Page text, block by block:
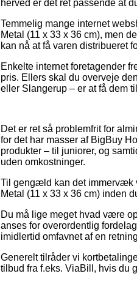
herved er det ret passende at
Temmelig mange internet
Metal (11 x 33 x 36 cm), men
kan nå at få varen distribueret
Enkelte internet foretagender
pris. Ellers skal du overveje
eller Slangerup – er at få dem
Det er ret så problemfrit for
for det har masser af BigBuy
produkter – til juniorer, og
uden omkostninger.
Til gengæld kan det immervæk
Metal (11 x 33 x 36 cm) inden
Du må lige meget hvad være
anses for overordentlig
imidlertid omfavnet af en
Generelt tilråder vi
tilbud fra f.eks. ViaBill, hvis du